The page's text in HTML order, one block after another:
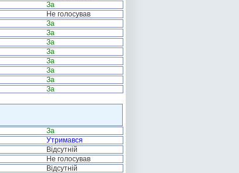
За
Не голосував
За
За
За
За
За
За
За
За
За
Утримався
Відсутній
Не голосував
Відсутній